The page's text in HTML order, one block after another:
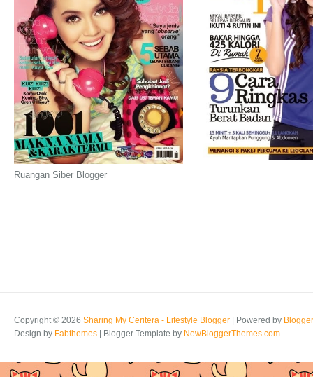
Ruangan Siber Blogger
Copyright © 2026 Sharing My Ceritera - Lifestyle Blogger | Powered by Blogger
Design by Fabthemes | Blogger Template by NewBloggerThemes.com